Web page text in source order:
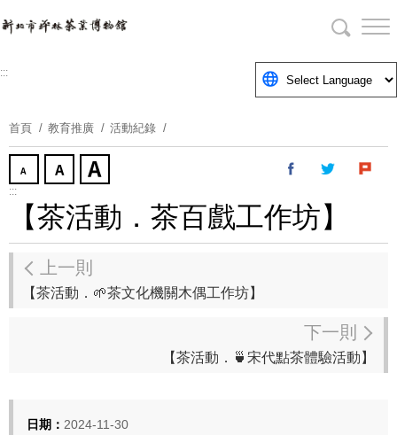
到
要
塊
:::
首頁 教育推廣 活動紀錄
:::
【茶活動．茶百戲工作坊】
上一則
【茶活動．🌱茶文化機關木偶工作坊】
下一則
【茶活動．🍵宋代點茶體驗活動】
日期： 2024-11-30